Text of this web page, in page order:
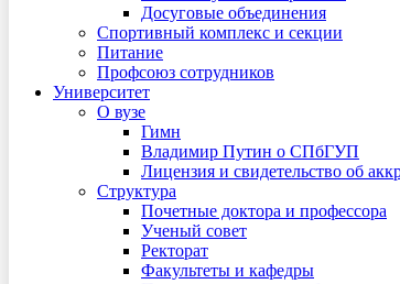
Досуговые объединения
Спортивный комплекс и секции
Питание
Профсоюз сотрудников
Университет
О вузе
Гимн
Владимир Путин о СПбГУП
Лицензия и свидетельство об
Структура
Почетные доктора и профессора
Ученый совет
Ректорат
Факультеты и кафедры